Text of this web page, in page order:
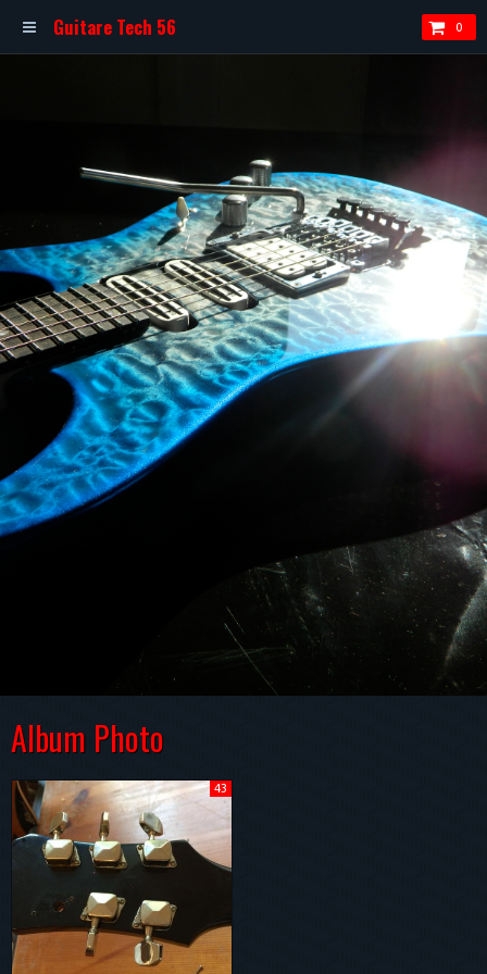
Guitare Tech 56 0
Album Photo
43